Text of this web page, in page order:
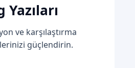
ve karşılaştırma
güçlendirin.